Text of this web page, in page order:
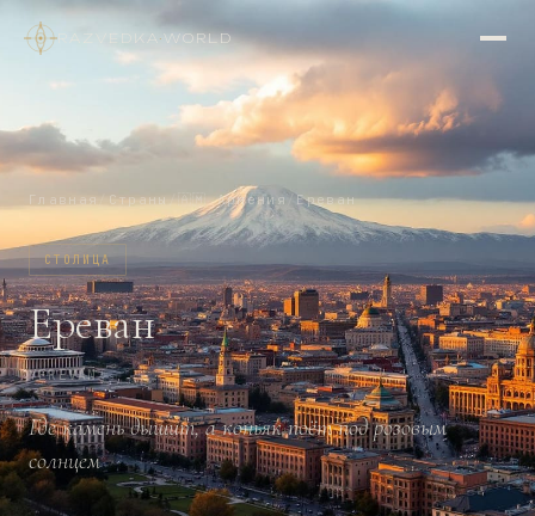
RAZVEDKA·WORLD
Главная /Страны/🇦🇲 Армения / Ереван
СТОЛИЦА
Ереван
YEREVAN
Где камень дышит, а коньяк поёт под розовым
солнцем